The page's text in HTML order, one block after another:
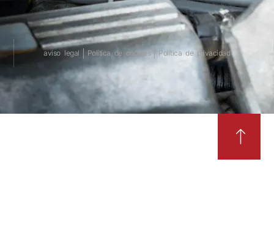
aviso legal Política de cookies Política de privacidad